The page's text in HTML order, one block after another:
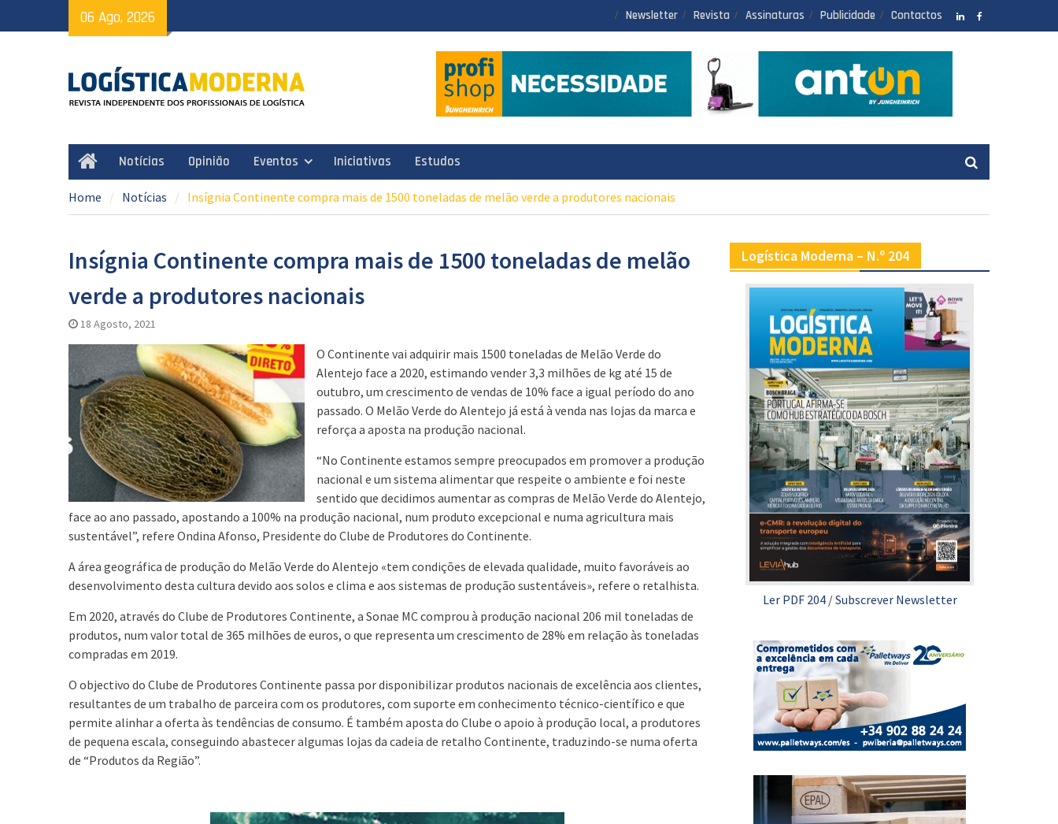
to
06 Ago, 2026 Newsletter Revista Assinaturas Publicidade Contactos
HomeNotícias Opinião Eventos Iniciativas Estudos
Home Notícias Insígnia Continente compra mais de 1500 toneladas de melão verde a produtores nacionais
Insígnia Continente compra mais de 1500 toneladas de melão
verde a produtores nacionais
18 Agosto, 2021
O Continente vai adquirir mais 1500 toneladas de Melão Verde do
Alentejo face a 2020, estimando vender 3,3 milhões de kg até 15 de
outubro, um crescimento de vendas de 10% face a igual período do ano
passado. O Melão Verde do Alentejo já está à venda nas lojas da marca e
reforça a aposta na produção nacional.
“No Continente estamos sempre preocupados em promover a produção
nacional e um sistema alimentar que respeite o ambiente e foi neste
sentido que decidimos aumentar as compras de Melão Verde do Alentejo,
face ao ano passado, apostando a 100% na produção nacional, num produto excepcional e numa agricultura mais
sustentável”, refere Ondina Afonso, Presidente do Clube de Produtores do Continente.
A área geográfica de produção do Melão Verde do Alentejo «tem condições de elevada qualidade, muito favoráveis ao
desenvolvimento desta cultura devido aos solos e clima e aos sistemas de produção sustentáveis», refere o retalhista.
Em 2020, através do Clube de Produtores Continente, a Sonae MC comprou à produção nacional 206 mil toneladas de
produtos, num valor total de 365 milhões de euros, o que representa um crescimento de 28% em relação às toneladas
compradas em 2019.
O objectivo do Clube de Produtores Continente passa por disponibilizar produtos nacionais de excelência aos clientes,
resultantes de um trabalho de parceira com os produtores, com suporte em conhecimento técnico-científico e que
permite alinhar a oferta às tendências de consumo. É também aposta do Clube o apoio à produção local, a produtores
de pequena escala, conseguindo abastecer algumas lojas da cadeia de retalho Continente, traduzindo-se numa oferta
de “Produtos da Região”.
Logística Moderna – N.º 204
Ler PDF 204/Subscrever Newsletter